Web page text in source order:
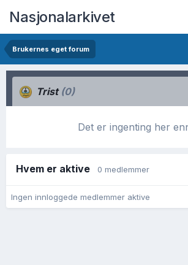
Nasjonalarkivet
Brukernes eget forum
Trist (0)
Det er ingenting her
Hvem er aktive 0 medlemmer
Ingen innloggede medlemmer aktive